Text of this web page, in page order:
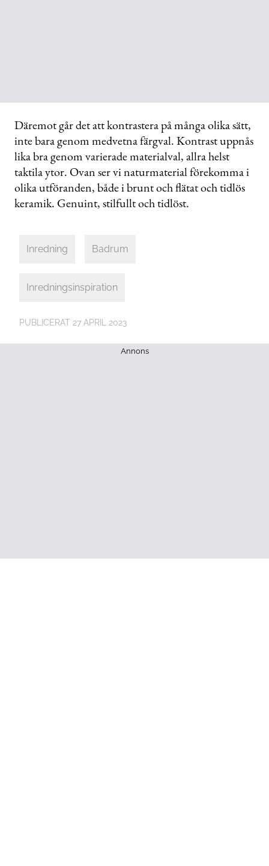
Däremot går det att kontrastera på många olika sätt,
inte bara genom medvetna färgval. Kontrast uppnås
lika bra genom varierade materialval, allra helst
taktila ytor. Ovan ser vi naturmaterial förekomma i
olika utföranden, både i brunt och flätat och tidlös
keramik. Genuint, stilfullt och tidlöst.
Inredning Badrum
Inredningsinspiration
PUBLICERAT 27 APRIL 2023
Annons